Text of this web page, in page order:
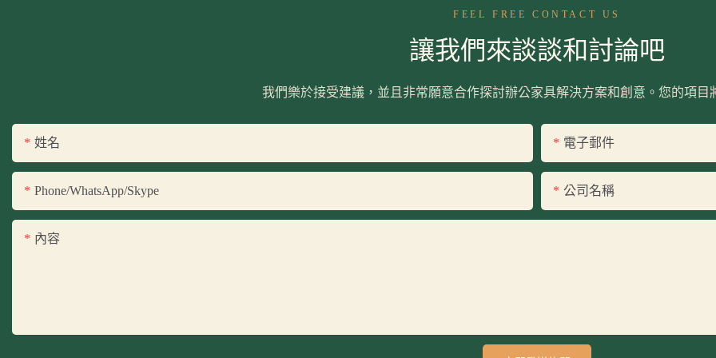
FEEL FREE CONTACT US
讓我們來談談和討論吧
我們樂於接受建議，並且非常願意合作探討辦公家具解決方案和創意。您的項目
姓名 電子郵件
Phone/WhatsApp/Skype 公司名稱
內容